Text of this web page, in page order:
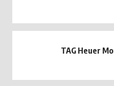
TAG Heuer